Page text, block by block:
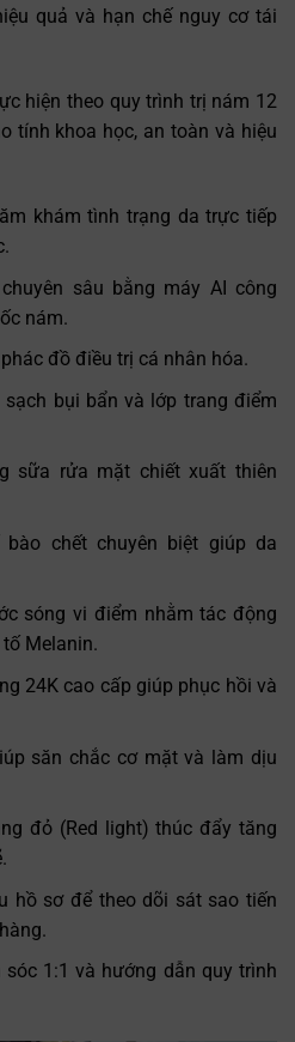
quả và hạn chế nguy cơ tái
hiện theo quy trình trị nám 12
tính khoa học, an toàn và hiệu
khám tình trạng da trực tiếp
sâu bằng máy AI công
nám.
đồ điều trị cá nhân hóa.
sạch bụi bẩn và lớp trang điểm
sữa rửa mặt chiết xuất thiên
chết chuyên biệt giúp da
sóng vi điểm nhằm tác động
Melanin.
24K cao cấp giúp phục hồi và
săn chắc cơ mặt và làm dịu
đỏ (Red light) thúc đẩy tăng
hồ sơ để theo dõi sát sao tiến
1:1 và hướng dẫn quy trình